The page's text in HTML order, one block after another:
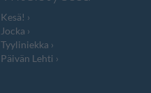
Kesä!
Jocka
Tyyliniekka
Päivän Lehti